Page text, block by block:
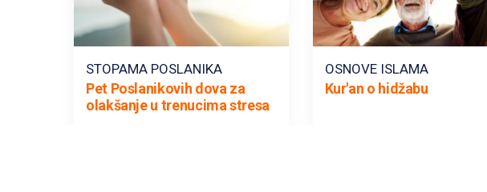
STOPAMA POSLANIKA
Pet Poslanikovih dova za
olakšanje u trenucima stresa
OSNOVE ISLAMA
Kur'an o hidžabu